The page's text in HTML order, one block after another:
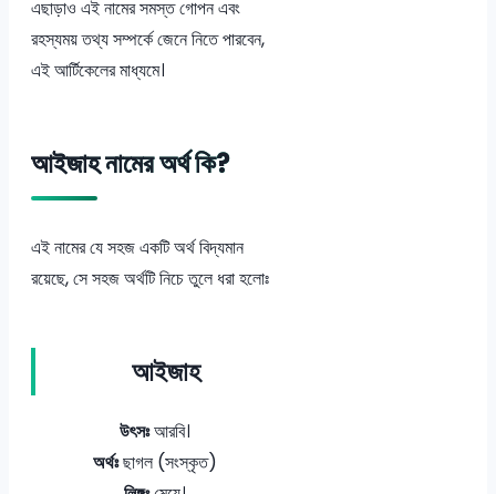
এছাড়াও এই নামের সমস্ত গোপন এবং
রহস্যময় তথ্য সম্পর্কে জেনে নিতে পারবেন,
এই আর্টিকেলের মাধ্যমে।
আইজাহ নামের অর্থ কি?
এই নামের যে সহজ একটি অর্থ বিদ্যমান
রয়েছে, সে সহজ অর্থটি নিচে তুলে ধরা হলোঃ
আইজাহ
উৎসঃআরবি।
অর্থঃছাগল (সংস্কৃত)